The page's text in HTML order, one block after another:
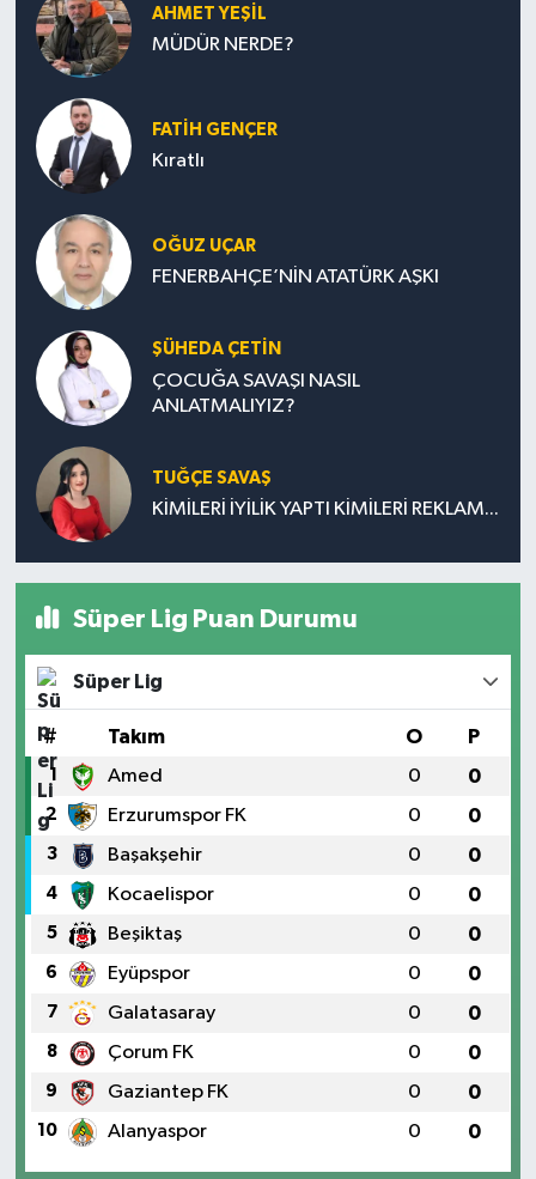
AHMET YEŞİL
MÜDÜR NERDE?
FATIH GENÇER
Kıratlı
OĞUZ UÇAR
FENERBAHÇE’NİN ATATÜRK AŞKI
ŞÜHEDA ÇETİN
ÇOCUĞA SAVAŞI NASIL
ANLATMALIYIZ?
TUĞÇE SAVAŞ
KİMİLERİ İYİLİK YAPTI KİMİLERİ REKLAM...
Süper Lig Puan Durumu
Süper Lig
# Takım O P
1 Amed 0 0
2 Erzurumspor FK 0 0
3 Başakşehir 0 0
4 Kocaelispor 0 0
5 Beşiktaş 0 0
6 Eyüpspor 0 0
7 Galatasaray 0 0
8 Çorum FK 0 0
9 Gaziantep FK 0 0
10 Alanyaspor 0 0